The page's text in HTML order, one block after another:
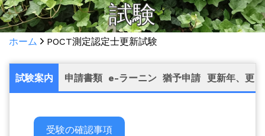
試験
ホーム POCT測定認定士更新試験
試験案内 申請書類 e-ラーニン 猶予申請 更新年、更
受験の確認事項